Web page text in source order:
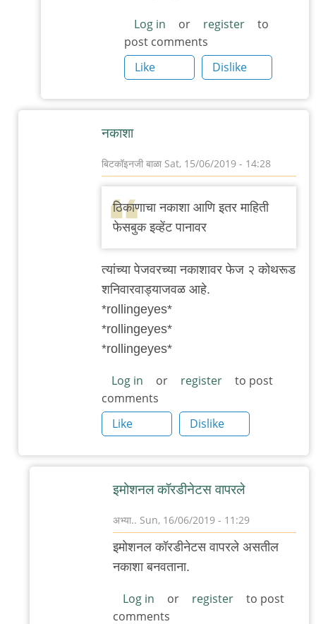
आदूबाळ
Log in or register
to
post comments
Like
Dislike
नकाशा
बिटकॉइनजी बाळा Sat, 15/06/2019 - 14:28
In
reply
to
लघुपट
पुण्यात
चिंतातुर
ठिकाणाचा नकाशा आणि इतर माहिती
फेसबुक इव्हेंट पानावर
त्यांच्या पेजवरच्या नकाशावर फेज २ कोथरूड
शनिवारवाड्याजवळ आहे.
*rollingeyes*
*rollingeyes*
*rollingeyes*
Log in or register
to post
comments
Like
Dislike
इमोशनल कॉरडीनेटस वापरले
अभ्या.. Sun, 16/06/2019 - 11:29
In
reply
नकाशा
by
इमोशनल कॉरडीनेटस वापरले असतील
नकाशा बनवताना.
Log in or register
to post
comments